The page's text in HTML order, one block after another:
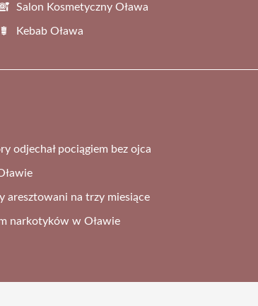
Salon Kosmetyczny Oława
Kebab Oława
odjechał pociągiem bez ojca
aresztowani na trzy miesiące
narkotyków w Oławie